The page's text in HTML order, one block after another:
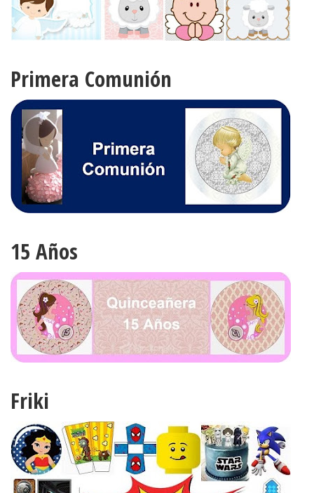
Primera Comunión
15 Años
Friki